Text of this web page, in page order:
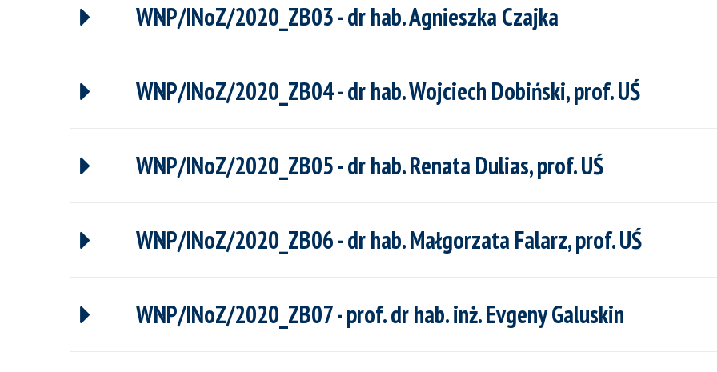
WNP/INoZ/2020_ZB03 - dr hab. Agnieszka Czajka
WNP/INoZ/2020_ZB04 - dr hab. Wojciech Dobiński, prof. UŚ
WNP/INoZ/2020_ZB05 - dr hab. Renata Dulias, prof. UŚ
WNP/INoZ/2020_ZB06 - dr hab. Małgorzata Falarz, prof. UŚ
WNP/INoZ/2020_ZB07 - prof. dr hab. inż. Evgeny Galuskin